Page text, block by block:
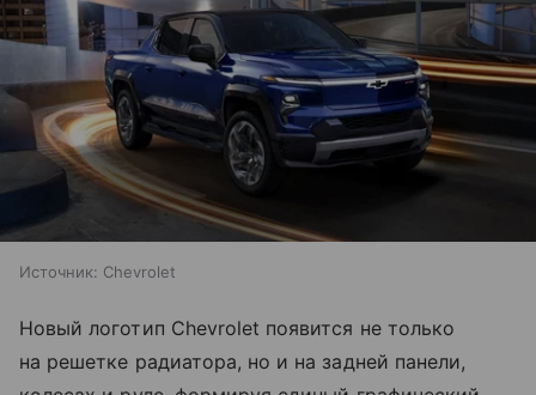
Источник: Chevrolet
Новый логотип Chevrolet появится не только
на решетке радиатора, но и на задней панели,